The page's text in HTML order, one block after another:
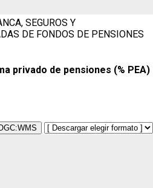
SEGUROS Y
DE FONDOS DE PENSIONES
privado de pensiones (% PEA)